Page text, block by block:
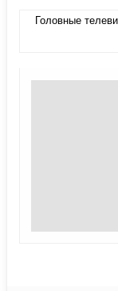
Головные